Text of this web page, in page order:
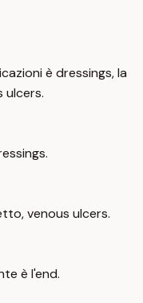
è dressings, la
ulcers.
venous ulcers.
è l'end.